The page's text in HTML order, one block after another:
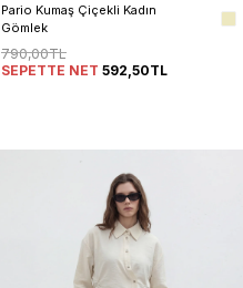
Pario Kumaş Çiçekli Kadın
Gömlek
790,00TL
SEPETTE NET 592,50TL